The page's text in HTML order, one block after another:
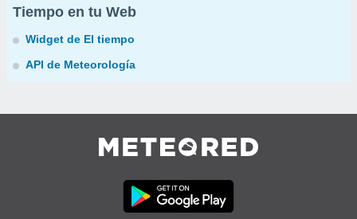
Tiempo en tu Web
Widget de El tiempo
API de Meteorología